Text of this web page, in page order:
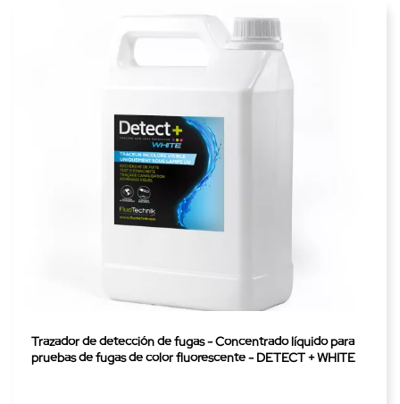
Trazador de detección de fugas - Concentrado líquido para
pruebas de fugas de color fluorescente - DETECT + WHITE